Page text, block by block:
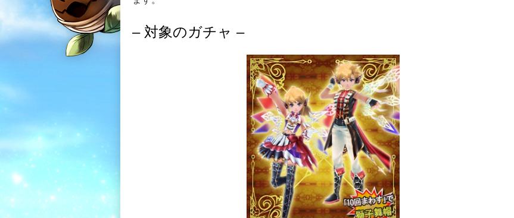
– 対象のガチャ –